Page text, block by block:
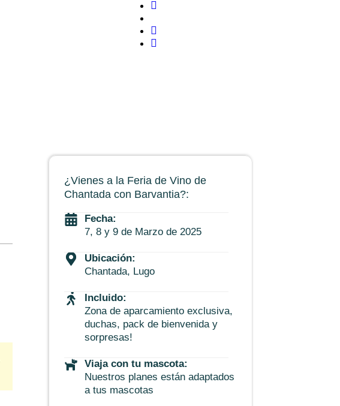
¿Vienes a la Feria de Vino de
Chantada con Barvantia?:
Fecha:
7, 8 y 9 de Marzo de 2025
Ubicación:
Chantada, Lugo
Incluido:
Zona de aparcamiento exclusiva,
duchas, pack de bienvenida y
sorpresas!
Viaja con tu mascota:
Nuestros planes están adaptados
a tus mascotas